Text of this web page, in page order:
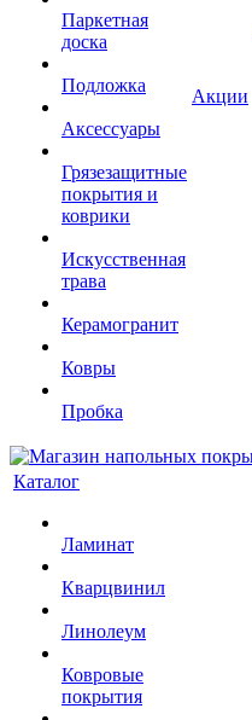
Паркетная
доска
Подложка
Аксессуары
Грязезащитные
покрытия и
коврики
Искусственная
трава
Керамогранит
Ковры
Пробка
Акции
Каталог
Ламинат
Кварцвинил
Линолеум
Ковровые
покрытия